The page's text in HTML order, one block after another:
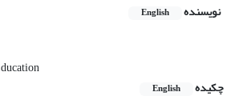
نویسنده English
چکیده
English